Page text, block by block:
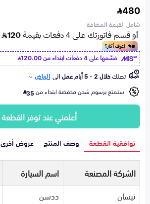
480
شامل القيمة المضافة
قسّمها على 4 دفعات ابتداء من
120.00
تصلكخلال 2 - 5 أيام عمل الى الرياض
استمتع برسوم شحن مخفضة ابتداء من35
أعلمني عند توفر القطعة
توافقية القطعة وصف المنتج عروض أخرى
الشركة المصنعة اسم السيارة
نيسان
ددسن